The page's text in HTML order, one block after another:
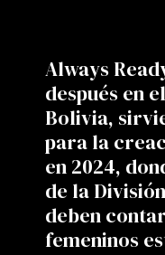
Always
después en
Bolivia,
para la
en 2024,
de la
deben
femeninos